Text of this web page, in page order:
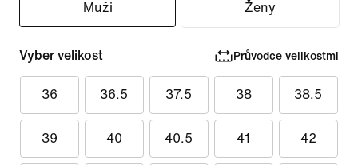
Muži Ženy
Vyber velikost Průvodce velikostmi
36 36.5 37.5 38 38.5
39 40 40.5 41 42